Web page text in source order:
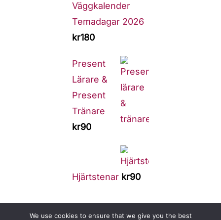
Väggkalender
Temadagar 2026
kr180
Present
Lärare &
Present
Tränare
kr90
Hjärtstenar kr90
We use cookies to ensure that we give you the best